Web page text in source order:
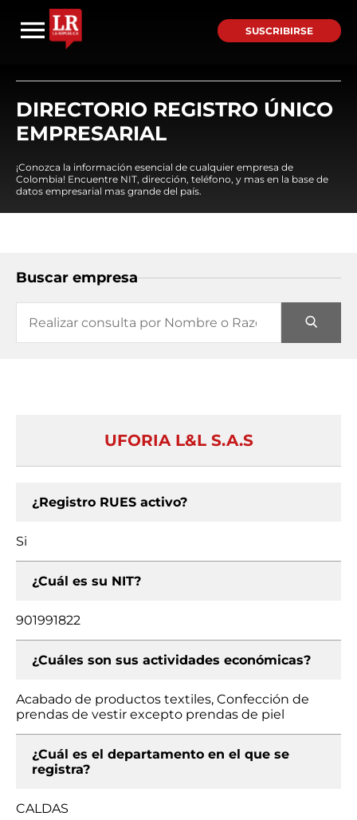
SUSCRIBIRSE
DIRECTORIO REGISTRO ÚNICO
EMPRESARIAL
¡Conozca la información esencial de cualquier empresa de
Colombia! Encuentre NIT, dirección, teléfono, y mas en la base de
datos empresarial mas grande del país.
Buscar empresa
UFORIA L&L S.A.S
¿Registro RUES activo?
Si
¿Cuál es su NIT?
901991822
¿Cuáles son sus actividades económicas?
Acabado de productos textiles, Confección de
prendas de vestir excepto prendas de piel
¿Cuál es el departamento en el que se
registra?
CALDAS